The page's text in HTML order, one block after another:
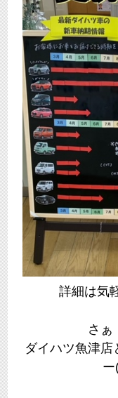
詳細は気
さぁ
ダイハツ魚津店